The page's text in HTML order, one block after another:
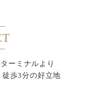
ーミナルより
歩3分の好立地